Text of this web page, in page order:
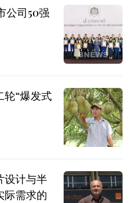
公司50强
轮“爆发式
设计与半
际需求的